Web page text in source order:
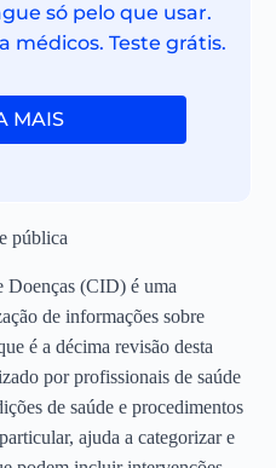
só pelo que usar.
médicos. Teste grátis.
MAIS
pública
Doenças (CID) é uma
de informações sobre
é a décima revisão desta
por profissionais de saúde
de saúde e procedimentos
ajuda a categorizar e